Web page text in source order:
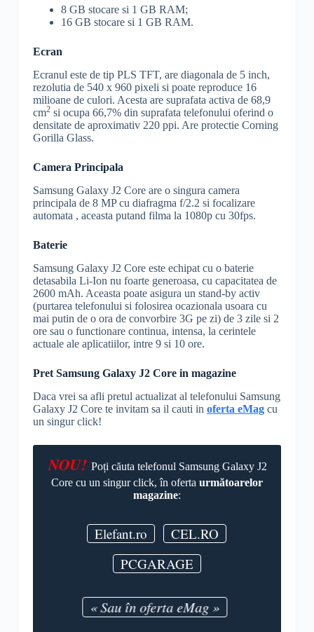
8 GB stocare si 1 GB RAM;
16 GB stocare si 1 GB RAM.
Ecran
Ecranul este de tip PLS TFT, are diagonala de 5 inch,
rezolutia de 540 x 960 pixeli si poate reproduce 16
milioane de culori. Acesta are suprafata activa de 68,9
cm2si ocupa 66,7% din suprafata telefonului oferind o
densitate de aproximativ 220 ppi. Are protectie Corning
Gorilla Glass.
Camera Principala
Samsung Galaxy J2 Core are o singura camera
principala de 8 MP cu diafragma f/2.2 si focalizare
automata , aceasta putand filma la 1080p cu 30fps.
Baterie
Samsung Galaxy J2 Core este echipat cu o baterie
detasabila Li-Ion nu foarte generoasa, cu capacitatea de
2600 mAh. Aceasta poate asigura un stand-by activ
(purtarea telefonului si folosirea ocazionala usoara cu
mai putin de o ora de convorbire 3G pe zi) de 3 zile si 2
ore sau o functionare continua, intensa, la cerintele
actuale ale aplicatiilor, intre 9 si 10 ore.
Pret Samsung Galaxy J2 Core in magazine
Daca vrei sa afli pretul actualizat al telefonului Samsung
Galaxy J2 Core te invitam sa il cauti in oferta eMagcu
un singur click!
NOU! Poți căuta telefonul Samsung Galaxy J2
Core cu un singur click, în oferta următoarelor
magazine:
Elefant.ro
CEL.RO
PCGARAGE
« Sau în oferta eMag »